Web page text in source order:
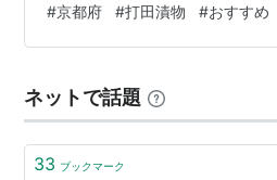
以前泊まった宿のお漬物が美味
ちらのですか？。」と聞いたの
ぱり打田さんの♡。 いろいろ難
い。持って歩くのが堪えます。
#京都府 #打田漬物 #おすすめ
ネットで話題
33 ブックマーク